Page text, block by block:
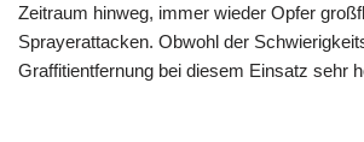
Zeitraum hinweg, immer wieder Opfer
Sprayerattacken. Obwohl der
Graffitientfernung bei diesem Einsatz sehr